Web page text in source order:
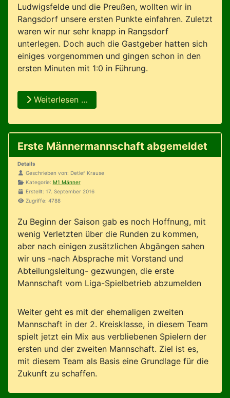
Ludwigsfelde und die Preußen, wollten wir in
Rangsdorf unsere ersten Punkte einfahren. Zuletzt
waren wir nur sehr knapp in Rangsdorf
unterlegen. Doch auch die Gastgeber hatten sich
einiges vorgenommen und gingen schon in den
ersten Minuten mit 1:0 in Führung.
Weiterlesen …
Erste Männermannschaft abgemeldet
Details
Geschrieben von: Detlef Krause
Kategorie: M1 Männer
Erstellt: 17. September 2016
Zugriffe: 4788
Zu Beginn der Saison gab es noch Hoffnung, mit
wenig Verletzten über die Runden zu kommen,
aber nach einigen zusätzlichen Abgängen sahen
wir uns -nach Absprache mit Vorstand und
Abteilungsleitung- gezwungen, die erste
Mannschaft vom Liga-Spielbetrieb abzumelden
Weiter geht es mit der ehemaligen zweiten
Mannschaft in der 2. Kreisklasse, in diesem Team
spielt jetzt ein Mix aus verbliebenen Spielern der
ersten und der zweiten Mannschaft. Ziel ist es,
mit diesem Team als Basis eine Grundlage für die
Zukunft zu schaffen.